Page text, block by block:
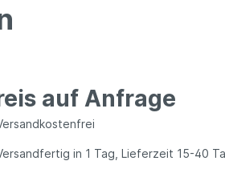
auf Anfrage
in 1 Tag, Lieferzeit 15-40